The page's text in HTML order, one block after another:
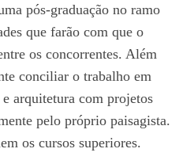
pós-graduação no ramo
que farão com que o
os concorrentes. Além
conciliar o trabalho em
arquitetura com projetos
pelo próprio paisagista.
os cursos superiores.